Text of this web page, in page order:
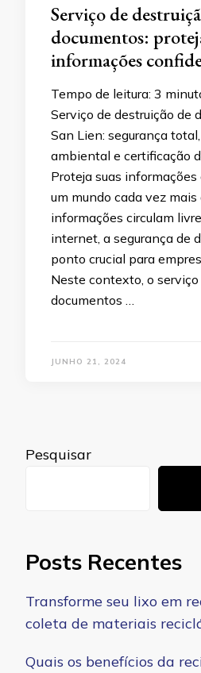
Serviço de
documentos:
informações
Tempo de leitura: 3
Serviço de destruição de
San Lien: segurança
ambiental e certificação
Proteja suas
um mundo cada vez
informações circulam
internet, a segurança de
ponto crucial para
Neste contexto, o
documentos …
JUNHO 21, 2024
Pesquisar
Posts Recentes
Transforme seu lixo em
coleta de materiais
Quais os benefícios da